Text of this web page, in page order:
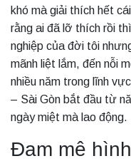
khó mà giải thích hết
rằng ai đã lỡ thích rồi
nghiệp của đời tôi
mãnh liệt lắm, đến nỗi
nhiều năm trong lĩnh
– Sài Gòn bắt đầu từ
ngày miệt mà lao động.
Đam mê